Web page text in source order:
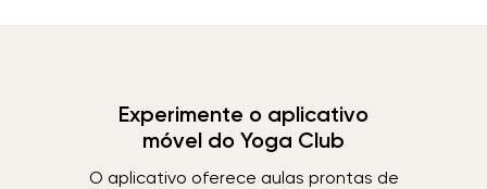
Experimente o aplicativo
móvel do Yoga Club
O aplicativo oferece aulas prontas de